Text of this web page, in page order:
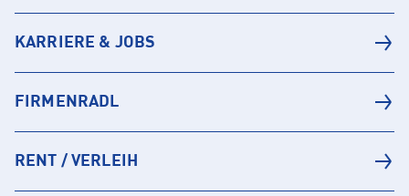
KARRIERE & JOBS
FIRMENRADL
RENT / VERLEIH